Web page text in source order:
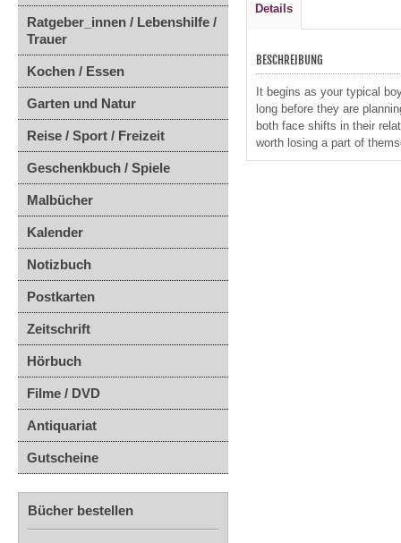
Ratgeber_innen / Lebenshilfe /
Trauer
Kochen / Essen
Garten und Natur
Reise / Sport / Freizeit
Geschenkbuch / Spiele
Malbücher
Kalender
Notizbuch
Postkarten
Zeitschrift
Hörbuch
Filme / DVD
Antiquariat
Gutscheine
Bücher bestellen
Details
BESCHREIBUNG
It begins as your typical
long before they are
both face shifts in their
worth losing a part of